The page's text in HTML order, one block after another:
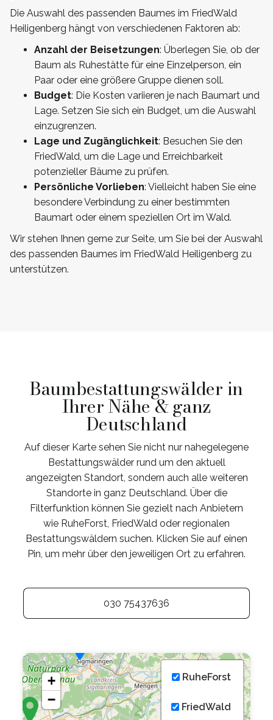
Die Auswahl des passenden Baumes im FriedWald
Heiligenberg hängt von verschiedenen Faktoren ab:
Anzahl der Beisetzungen: Überlegen Sie, ob der
Baum als Ruhestätte für eine Einzelperson, ein
Paar oder eine größere Gruppe dienen soll.
Budget: Die Kosten variieren je nach Baumart und
Lage. Setzen Sie sich ein Budget, um die Auswahl
einzugrenzen.
Lage und Zugänglichkeit: Besuchen Sie den
FriedWald, um die Lage und Erreichbarkeit
potenzieller Bäume zu prüfen.
Persönliche Vorlieben: Vielleicht haben Sie eine
besondere Verbindung zu einer bestimmten
Baumart oder einem speziellen Ort im Wald.
Wir stehen Ihnen gerne zur Seite, um Sie bei der Auswahl
des passenden Baumes im FriedWald Heiligenberg zu
unterstützen.
Baumbestattungswälder in
Ihrer Nähe & ganz
Deutschland
Auf dieser Karte sehen Sie nicht nur nahegelegene
Bestattungswälder rund um den aktuell
angezeigten Standort, sondern auch alle weiteren
Standorte in ganz Deutschland. Über die
Filterfunktion können Sie gezielt nach Anbietern
wie RuheForst, FriedWald oder regionalen
Bestattungswäldern suchen. Klicken Sie auf einen
Pin, um mehr über den jeweiligen Ort zu erfahren.
030 75437636
+
−
RuheForst
FriedWald